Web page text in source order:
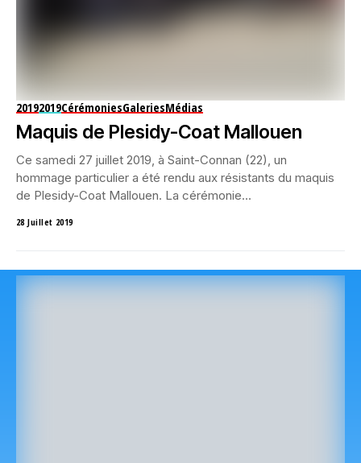
20192019CérémoniesGaleriesMédias
Maquis de Plesidy-Coat Mallouen
Ce samedi 27 juillet 2019, à Saint-Connan (22), un
hommage particulier a été rendu aux résistants du maquis
de Plesidy-Coat Mallouen. La cérémonie...
28 Juillet 2019